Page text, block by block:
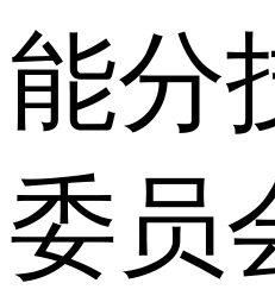
能分
委员